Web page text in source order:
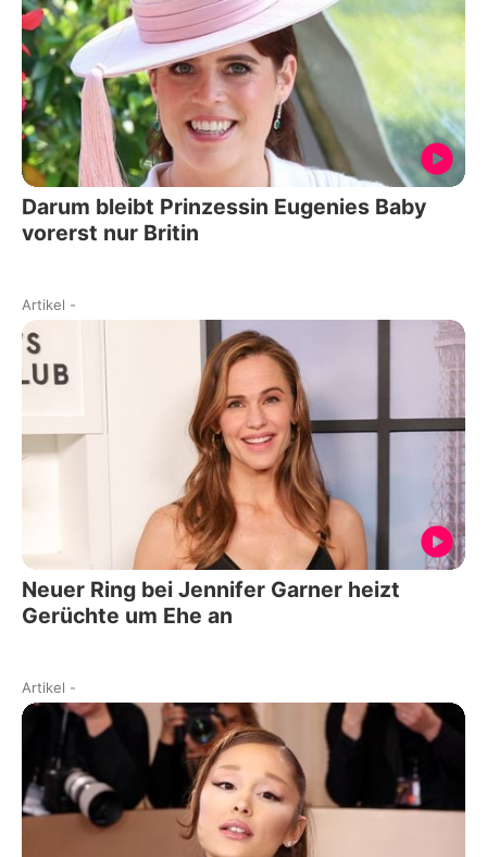
Darum bleibt Prinzessin Eugenies Baby
vorerst nur Britin
Artikel -
Neuer Ring bei Jennifer Garner heizt
Gerüchte um Ehe an
Artikel -